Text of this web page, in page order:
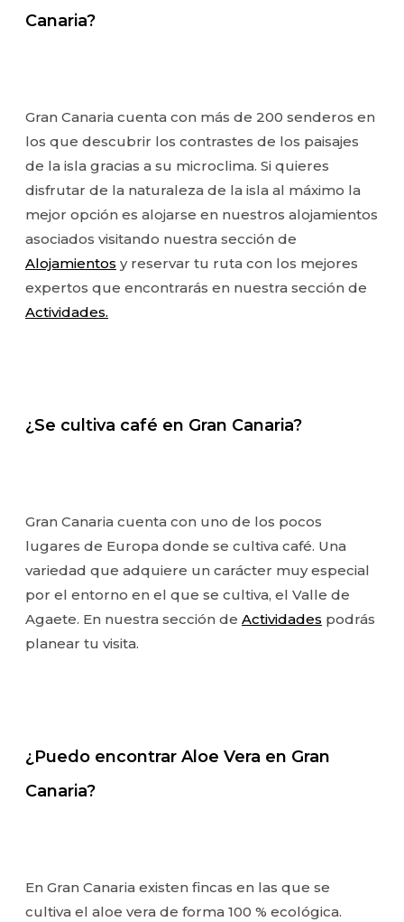
Canaria?
Gran Canaria cuenta con más de 200 senderos en
los que descubrir los contrastes de los paisajes
de la isla gracias a su microclima. Si quieres
disfrutar de la naturaleza de la isla al máximo la
mejor opción es alojarse en nuestros alojamientos
asociados visitando nuestra sección de
Alojamientos y reservar tu ruta con los mejores
expertos que encontrarás en nuestra sección de
Actividades.
¿Se cultiva café en Gran Canaria?
Gran Canaria cuenta con uno de los pocos
lugares de Europa donde se cultiva café. Una
variedad que adquiere un carácter muy especial
por el entorno en el que se cultiva, el Valle de
Agaete. En nuestra sección de Actividades podrás
planear tu visita.
¿Puedo encontrar Aloe Vera en Gran
Canaria?
En Gran Canaria existen fincas en las que se
cultiva el aloe vera de forma 100 % ecológica.